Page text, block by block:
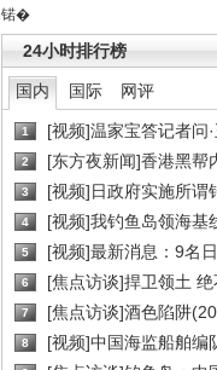
锘�
24小时排行榜
国内 国际 网评
1 [视频]温家宝答记者问
2 [东方夜新闻]香港黑帮
3 [视频]日政府实施所谓
4 [视频]我钓鱼岛领海基
5 [视频]最新消息：9名
6 [焦点访谈]捍卫领土 绝
7 [焦点访谈]酒色陷阱
8 [视频]中国海监船舶编